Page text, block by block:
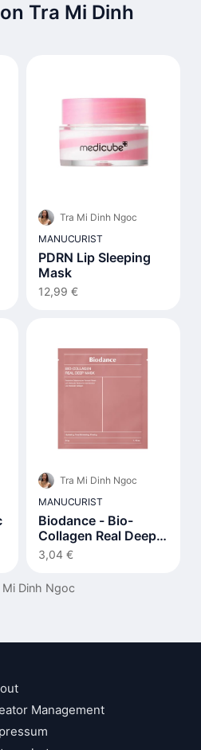
Tra Mi Dinh
Tra Mi Dinh Ngoc
MANUCURIST
PDRN Lip Sleeping
Mask
12,99 €
Tra Mi Dinh Ngoc
MANUCURIST
Biodance - Bio-
Collagen Real Deep
Mask - 1stück
3,04 €
Dinh Ngoc
Management